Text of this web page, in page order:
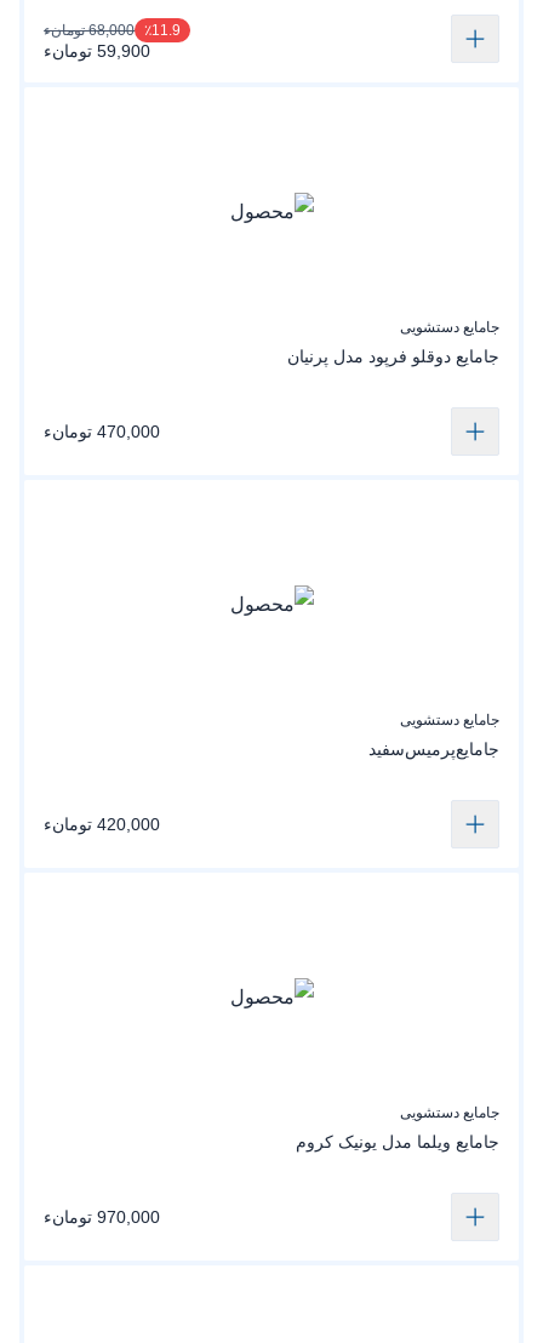
٪11.9 68,000 تومانء
59,900 تومانء
جامایع دستشویی
جامایع دوقلو فرپود مدل پرنیان
470,000 تومانء
جامایع دستشویی
جامایع‌پرمیس‌سفید
420,000 تومانء
جامایع دستشویی
جامایع‌ ویلما‌ مدل یونیک‌ کروم
970,000 تومانء